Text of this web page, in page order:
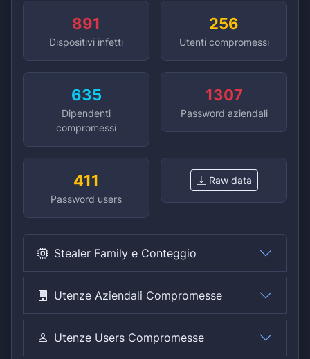
891
Dispositivi infetti
256
Utenti compromessi
635
Dipendenti
compromessi
1307
Password aziendali
411
Password users
Raw data
Stealer Family e Conteggio
Utenze Aziendali Compromesse
Utenze Users Compromesse